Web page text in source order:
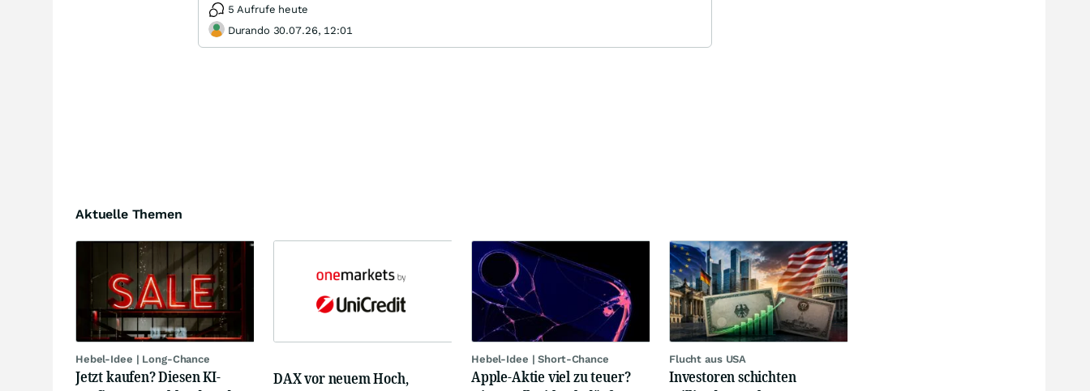
5 Aufrufe heute
Durando 30.07.26, 12:01
Aktuelle Themen
Hebel-Idee | Long-Chance
Jetzt kaufen? Diesen KI-
DAX vor neuem Hoch,
Hebel-Idee | Short-Chance
Apple-Aktie viel zu teuer?
Flucht aus USA
Investoren schichten